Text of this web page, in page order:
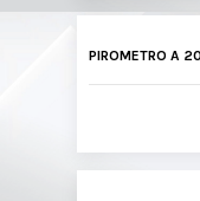
PIROMETRO A